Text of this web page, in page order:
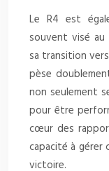
Le R4 est
souvent visé
sa transition
pèse
non seulement
pour être
cœur des
capacité à
victoire.